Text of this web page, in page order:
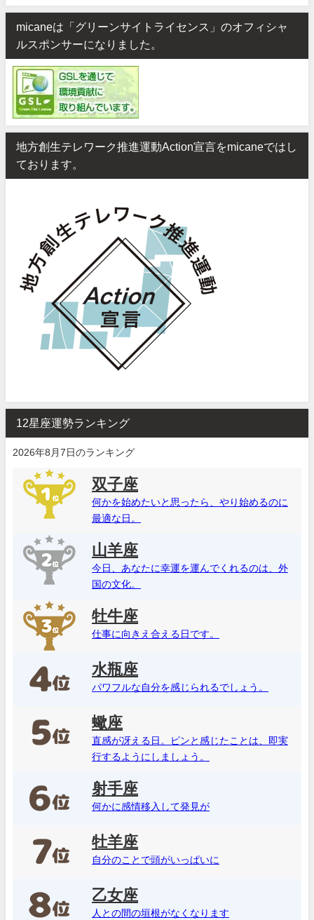
micaneは「グリーンサイトライセンス」のオフィシャ
ルスポンサーになりました。
地方創生テレワーク推進運動Action宣言をmicaneではし
ております。
12星座運勢ランキング
2026年8月7日のランキング
双子座
何かを始めたいと思ったら、やり始めるのに
最適な日。
山羊座
今日、あなたに幸運を運んでくれるのは、外
国の文化。
牡牛座
仕事に向きえ合える日です。
水瓶座
パワフルな自分を感じられるでしょう。
蠍座
直感が冴える日。ピンと感じたことは、即実
行するようにしましょう。
射手座
何かに感情移入して発見が
牡羊座
自分のことで頭がいっぱいに
乙女座
人との間の垣根がなくなります